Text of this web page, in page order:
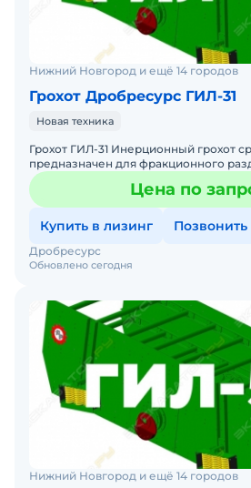
Нижний Новгород и ещё 14 городов
Грохот Дробресурс ГИЛ-31
Новая техника
Грохот ГИЛ-31 Инерционный грохот
предназначен для фракционного
материалов (гравий, щебень,
Цена по
Купить в лизинг Позвонить
Обновлено сегодня
Дробресурс
Нижний Новгород и ещё 14 городов